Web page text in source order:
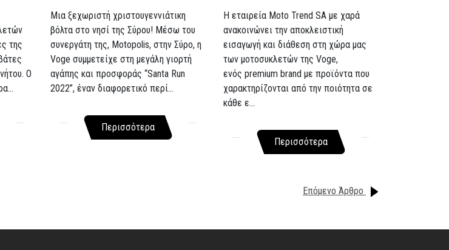
της
Ο
Μια ξεχωριστή χριστουγεννιάτικη
βόλτα στο νησί της Σύρου! Μέσω του
συνεργάτη της, Motopolis, στην Σύρο, η
Voge συμμετείχε στη μεγάλη γιορτή
αγάπης και προσφοράς “Santa Run
2022”, έναν διαφορετικό περί...
Περισσότερα
Η εταιρεία Moto Trend SA με χαρά
ανακοινώνει την αποκλειστική
εισαγωγή και διάθεση στη χώρα μας
των μοτοσυκλετών της Voge,
ενός premium brand με προϊόντα που
χαρακτηρίζονται από την ποιότητα σε
κάθε ε...
Περισσότερα
Επόμενο Άρθρο